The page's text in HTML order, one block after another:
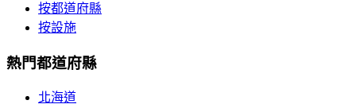
按都道府縣
按設施
熱門都道府縣
北海道